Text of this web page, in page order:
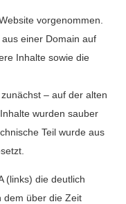
vorgenommen.
einer Domain auf
Inhalte sowie die
– auf der alten
wurden sauber
Teil wurde aus
(links) die deutlich
dem über die Zeit